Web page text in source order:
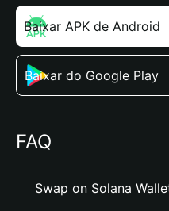
Baixar APK de Android
Baixar do Google Play
FAQ
Swap on Solana